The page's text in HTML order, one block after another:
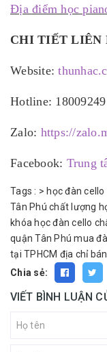
Địa điểm học
CHI TIẾT LIÊN
Website:
Hotline: 18009249
Zalo: https://
Facebook: Trung
Tags : >học đàn
Tân Phú chất lượng
khóa học đàn cello
quận Tân Phú mua
tại TPHCM địa chỉ
Chia sẻ:
VIẾT BÌNH LUẬN